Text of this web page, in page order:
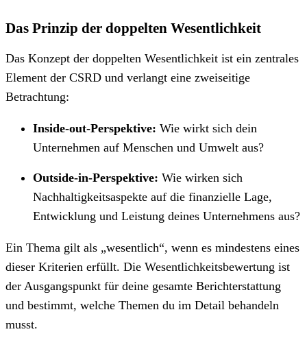
Das Prinzip der doppelten Wesentlichkeit
Das Konzept der doppelten Wesentlichkeit ist ein zentrales
Element der CSRD und verlangt eine zweiseitige
Betrachtung:
Inside-out-Perspektive: Wie wirkt sich dein
Unternehmen auf Menschen und Umwelt aus?
Outside-in-Perspektive: Wie wirken sich
Nachhaltigkeitsaspekte auf die finanzielle Lage,
Entwicklung und Leistung deines Unternehmens aus?
Ein Thema gilt als „wesentlich“, wenn es mindestens eines
dieser Kriterien erfüllt. Die Wesentlichkeitsbewertung ist
der Ausgangspunkt für deine gesamte Berichterstattung
und bestimmt, welche Themen du im Detail behandeln
musst.